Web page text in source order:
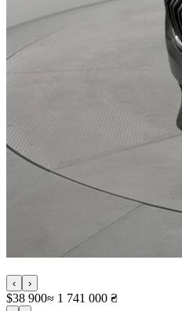
‹ ›
$38 900≈ 1 741 000 ₴